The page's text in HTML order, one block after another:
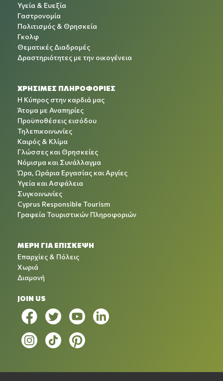
Υγεία & Ευεξία
Γαστρονομία
Πολιτισμός & Θρησκεία
Γκολφ
Θεματικές Διαδρομές
Δραστηριότητες με την οικογένεια
ΧΡΉΣΙΜΕΣ ΠΛΗΡΟΦΟΡΊΕΣ
Η Κύπρος στην καρδιά μας
Άτομα με Αναπηρίες
Προϋποθέσεις εισόδου
Τηλεπικοινωνίες
Καιρός & Κλίμα
Γλώσσες και Θρησκείες
Νόμισμα και Συνάλλαγμα
Ώρα, Ωράρια Εργασίας και Αργίες
Υγεία και Ασφάλεια
Συγκοινωνίες
Cyprus Responsible Tourism
Γραφεία Τουριστικών Πληροφοριών
ΜΕΡΗ ΓΙΑ ΕΠΙΣΚΕΨΗ
Επαρχίες & Πόλεις
Χωριά
Διαμονή
JOIN US